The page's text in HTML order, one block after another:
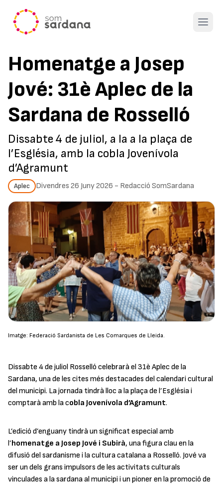
Open
Homenatge a Josep
Jové: 31è Aplec de la
Sardana de Rosselló
Dissabte 4 de juliol, a la a la plaça de
l’Església, amb la cobla Jovenívola
d’Agramunt
Aplec Divendres 26 Juny 2026 - Redacció SomSardana
Imatge: Federació Sardanista de Les Comarques de Lleida.
Dissabte 4 de juliol Rosselló celebrarà el 31è Aplec de la
Sardana, una de les cites més destacades del calendari cultural
del municipi. La jornada tindrà lloc a la plaça de l’Església i
comptarà amb la cobla Jovenívola d’Agramunt.
L’edició d’enguany tindrà un significat especial amb
l’homenatge a Josep Jové i Subirà, una figura clau en la
difusió del sardanisme i la cultura catalana a Rosselló. Jové va
ser un dels grans impulsors de les activitats culturals
vinculades a la sardana al municipi i un pioner en la promoció de